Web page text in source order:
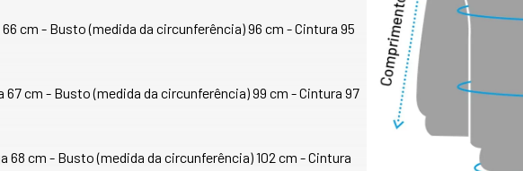
Os punhos contam com acabamento em
metálica da marca em tom dourado, um
agrega identidade e sofisticação ao
interna, a alça próxima à nuca facilita o
tornando o uso ainda mais prático no
Na cor caramelo, o casaco ganha um
cm - Busto (medida da circunferência) 96 cm - Cintura 95
67 cm - Busto (medida da circunferência) 99 cm - Cintura 97
68 cm - Busto (medida da circunferência) 102 cm - Cintura